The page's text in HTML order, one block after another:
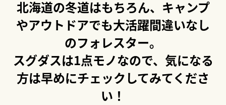
北海道の冬道はもちろん、キャンプ
やアウトドアでも大活躍間違いなし
のフォレスター。
スグダスは1点モノなので、気になる
方は早めにチェックしてみてくださ
い！